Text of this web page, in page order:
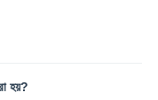
হয়?